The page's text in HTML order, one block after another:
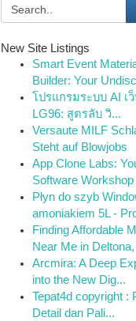
New Site Listings
Smart Event
Builder: Your
โปรแกรมระบบ AI เ
LG96: สูตรลับ วิ...
Versaute MILF
Steht auf Blowjobs
App Clone Labs:
Software
Płyn do szyb
amoniakiem 5L -
Finding Affordable
Near Me in
Arcmira: A Deep
into the New Dig...
Tepat4d copyright :
Detail dan Pali...